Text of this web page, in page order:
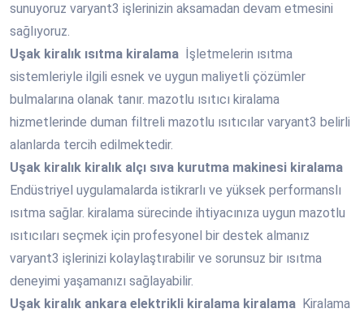
sunuyoruz varyant3 işlerinizin aksamadan devam etmesini
sağlıyoruz.
Uşak kiralık ısıtma kiralama İşletmelerin ısıtma
sistemleriyle ilgili esnek ve uygun maliyetli çözümler
bulmalarına olanak tanır. mazotlu ısıtıcı kiralama
hizmetlerinde duman filtreli mazotlu ısıtıcılar varyant3 belirli
alanlarda tercih edilmektedir.
Uşak kiralık kiralık alçı sıva kurutma makinesi kiralama
Endüstriyel uygulamalarda istikrarlı ve yüksek performanslı
ısıtma sağlar. kiralama sürecinde ihtiyacınıza uygun mazotlu
ısıtıcıları seçmek için profesyonel bir destek almanız
varyant3 işlerinizi kolaylaştırabilir ve sorunsuz bir ısıtma
deneyimi yaşamanızı sağlayabilir.
Uşak kiralık ankara elektrikli kiralama kiralama Kiralama